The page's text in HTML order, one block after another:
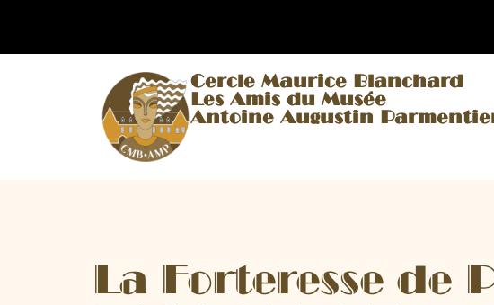
Cercle Maurice Blanchard
Les Amis du Musée
Antoine Augustin
La Forteresse de